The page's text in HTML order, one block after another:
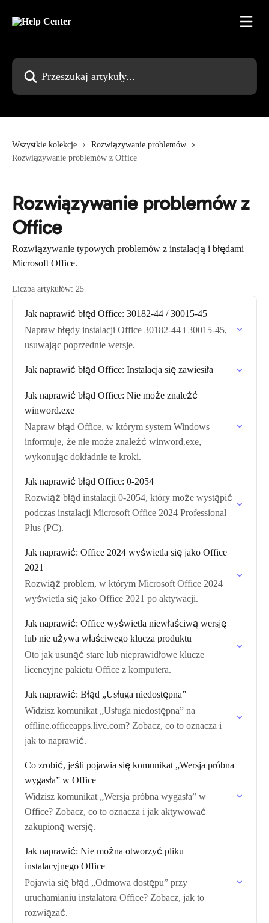
Przeszukaj artykuły...
Wszystkie kolekcje
Rozwiązywanie problemów
Rozwiązywanie problemów z Office
Rozwiązywanie problemów z
Office
Rozwiązywanie typowych problemów z instalacją i błędami
Microsoft Office.
Liczba artykułów: 25
Jak naprawić błęd Office: 30182-44 / 30015-45
Napraw błędy instalacji Office 30182-44 i 30015-45,
usuwając poprzednie wersje.
Jak naprawić błąd Office: Instalacja się zawiesiła
Jak naprawić błąd Office: Nie może znaleźć
winword.exe
Napraw błąd Office, w którym system Windows
informuje, że nie może znaleźć winword.exe,
wykonując dokładnie te kroki.
Jak naprawić błąd Office: 0-2054
Rozwiąż błąd instalacji 0-2054, który może wystąpić
podczas instalacji Microsoft Office 2024 Professional
Plus (PC).
Jak naprawić: Office 2024 wyświetla się jako Office
2021
Rozwiąż problem, w którym Microsoft Office 2024
wyświetla się jako Office 2021 po aktywacji.
Jak naprawić: Office wyświetla niewłaściwą wersję
lub nie używa właściwego klucza produktu
Oto jak usunąć stare lub nieprawidłowe klucze
licencyjne pakietu Office z komputera.
Jak naprawić: Błąd „Usługa niedostępna”
Widzisz komunikat „Usługa niedostępna” na
offline.officeapps.live.com? Zobacz, co to oznacza i
jak to naprawić.
Co zrobić, jeśli pojawia się komunikat „Wersja próbna
wygasła” w Office
Widzisz komunikat „Wersja próbna wygasła” w
Office? Zobacz, co to oznacza i jak aktywować
zakupioną wersję.
Jak naprawić: Nie można otworzyć pliku
instalacyjnego Office
Pojawia się błąd „Odmowa dostępu” przy
uruchamianiu instalatora Office? Zobacz, jak to
rozwiązać.